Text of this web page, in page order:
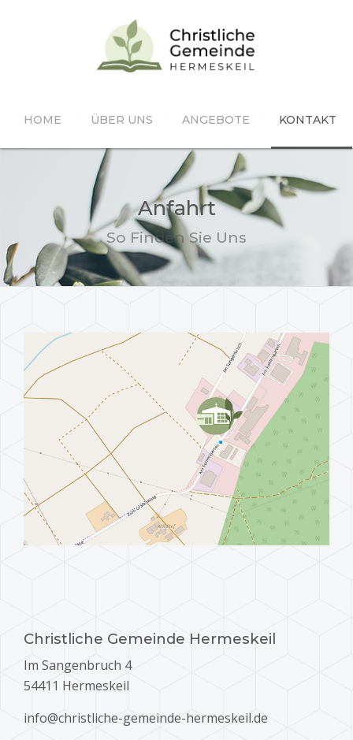
HOME ÜBER UNS ANGEBOTE KONTAKT
Anfahrt
So Finden Sie Uns
Christliche Gemeinde Hermeskeil
Im Sangenbruch 4
54411 Hermeskeil
info@christliche-gemeinde-hermeskeil.de